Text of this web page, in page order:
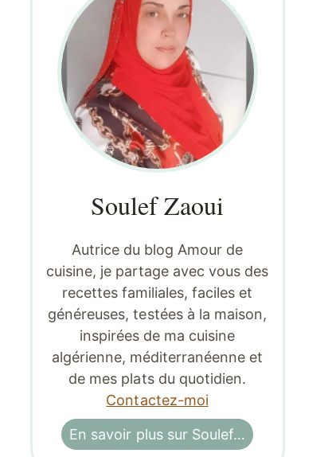
Soulef Zaoui
Autrice du blog Amour de
cuisine, je partage avec vous des
recettes familiales, faciles et
généreuses, testées à la maison,
inspirées de ma cuisine
algérienne, méditerranéenne et
de mes plats du quotidien.
Contactez-moi
En savoir plus sur Soulef…